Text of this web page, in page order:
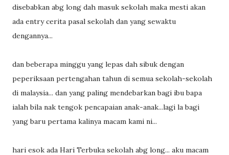
disebabkan abg long dah masuk sekolah maka mesti akan
ada entry cerita pasal sekolah dan yang sewaktu
dengannya...
dan beberapa minggu yang lepas dah sibuk dengan
peperiksaan pertengahan tahun di semua sekolah-sekolah
di malaysia... dan yang paling mendebarkan bagi ibu bapa
ialah bila nak tengok pencapaian anak-anak...lagi la bagi
yang baru pertama kalinya macam kami ni...
hari esok ada Hari Terbuka sekolah abg long... aku macam